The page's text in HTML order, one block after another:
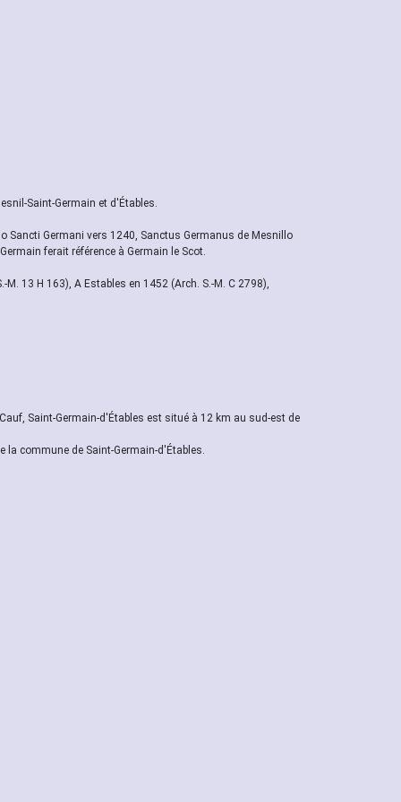
Saint-Germain et d'Étables.
Sancti Germani vers 1240, Sanctus Germanus de Mesnillo
ferait référence à Germain le Scot.
13 H 163), A Estables en 1452 (Arch. S.-M. C 2798),
Saint-Germain-d'Étables est situé à 12 km au sud-est de
la commune de Saint-Germain-d'Étables.